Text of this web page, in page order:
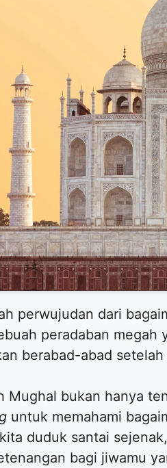
perwujudan dari
peradaban
berabad-abad
Mughal bukan hanya
untuk memahami
duduk santai
bagi jiwamu